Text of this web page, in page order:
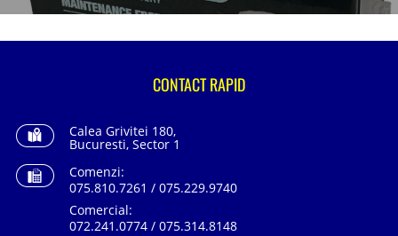
CONTACT RAPID
Calea Grivitei 180,
Bucuresti, Sector 1
Comenzi:
075.810.7261 / 075.229.9740
Comercial:
072.241.0774 / 075.314.8148